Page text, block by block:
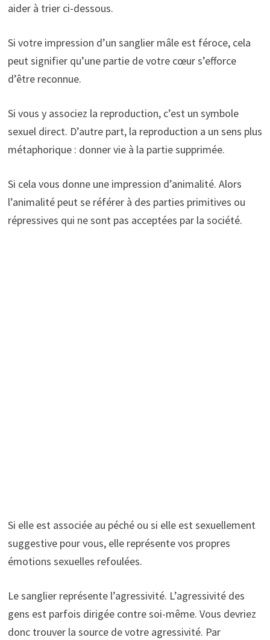
aider à trier ci-dessous.
Si votre impression d’un sanglier mâle est féroce, cela
peut signifier qu’une partie de votre cœur s’efforce
d’être reconnue.
Si vous y associez la reproduction, c’est un symbole
sexuel direct. D’autre part, la reproduction a un sens plus
métaphorique : donner vie à la partie supprimée.
Si cela vous donne une impression d’animalité. Alors
l’animalité peut se référer à des parties primitives ou
répressives qui ne sont pas acceptées par la société.
Si elle est associée au péché ou si elle est sexuellement
suggestive pour vous, elle représente vos propres
émotions sexuelles refoulées.
Le sanglier représente l’agressivité. L’agressivité des
gens est parfois dirigée contre soi-même. Vous devriez
donc trouver la source de votre agressivité. Par